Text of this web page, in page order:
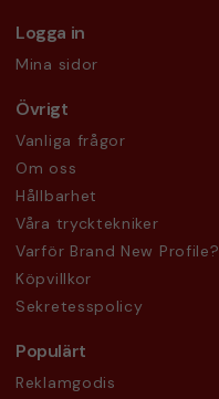
Logga in
Mina sidor
Övrigt
Vanliga frågor
Om oss
Hållbarhet
Våra trycktekniker
Varför Brand New Profile?
Köpvillkor
Sekretesspolicy
Populärt
Reklamgodis